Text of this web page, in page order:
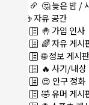
🤔 늦은 밤 /
🍻 자유 공간
🤚 가입 인사
🌈 자유 게시
🌐 정보 게시판
🔥 사기/내상
😍 안구 정화
🤣 유머 게시